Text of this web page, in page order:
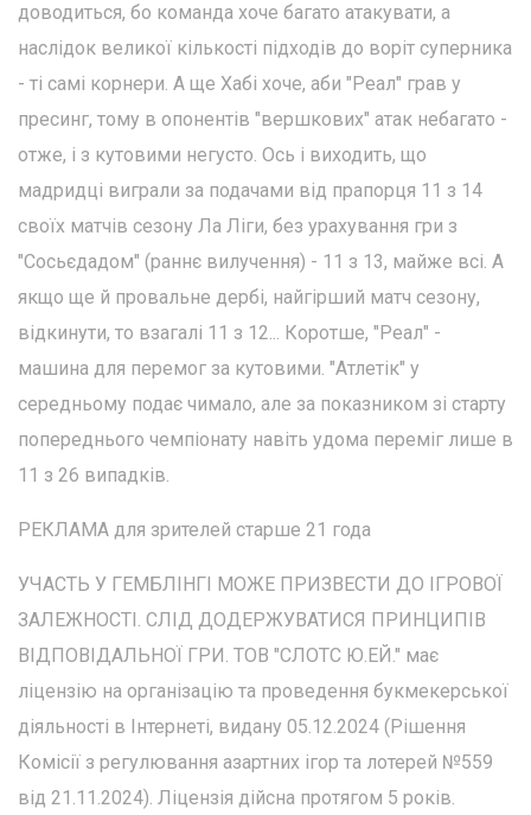
доводиться, бо команда хоче багато атакувати, а
наслідок великої кількості підходів до воріт суперника
- ті самі корнери. А ще Хабі хоче, аби "Реал" грав у
пресинг, тому в опонентів "вершкових" атак небагато -
отже, і з кутовими негусто. Ось і виходить, що
мадридці виграли за подачами від прапорця 11 з 14
своїх матчів сезону Ла Ліги, без урахування гри з
"Сосьєдадом" (раннє вилучення) - 11 з 13, майже всі. А
якщо ще й провальне дербі, найгірший матч сезону,
відкинути, то взагалі 11 з 12... Коротше, "Реал" -
машина для перемог за кутовими. "Атлетік" у
середньому подає чимало, але за показником зі старту
попереднього чемпіонату навіть удома переміг лише в
11 з 26 випадків.
РЕКЛАМА для зрителей старше 21 года
УЧАСТЬ У ГЕМБЛІНГІ МОЖЕ ПРИЗВЕСТИ ДО ІГРОВОЇ
ЗАЛЕЖНОСТІ. СЛІД ДОДЕРЖУВАТИСЯ ПРИНЦИПІВ
ВІДПОВІДАЛЬНОЇ ГРИ. ТОВ "СЛОТС Ю.ЕЙ." має
ліцензію на організацію та проведення букмекерської
діяльності в Інтернеті, видану 05.12.2024 (Рішення
Комісії з регулювання азартних ігор та лотерей №559
від 21.11.2024). Ліцензія дійсна протягом 5 років.